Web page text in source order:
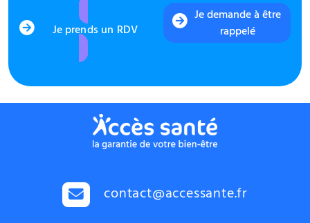
Je prends un RDV
Je demande à être
rappelé
contact@accessante.fr